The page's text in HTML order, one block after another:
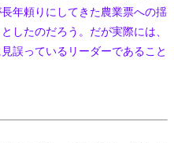
年頼りにしてきた農業票への揺
したのだろう。だが実際には、
誤っているリーダーであること